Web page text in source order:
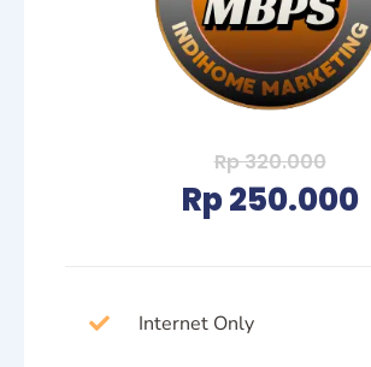
Rp 320.000
Rp 250.000
Internet Only